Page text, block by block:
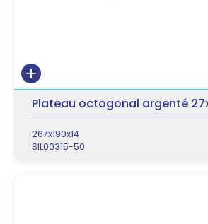
Plateau octogonal argenté
267x190x14
SIL00315-50